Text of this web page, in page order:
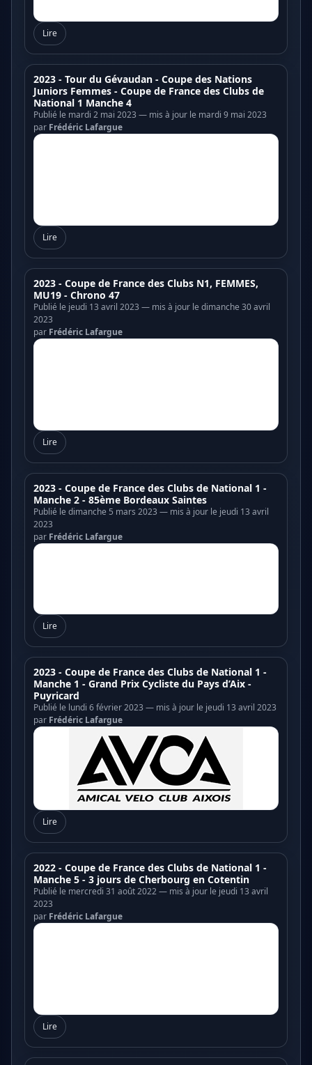
Lire
2023 - Tour du Gévaudan - Coupe des Nations
Juniors Femmes - Coupe de France des Clubs de
National 1 Manche 4
Publié le mardi 2 mai 2023 — mis à jour le mardi 9 mai 2023
par Frédéric Lafargue
Lire
2023 - Coupe de France des Clubs N1, FEMMES,
MU19 - Chrono 47
Publié le jeudi 13 avril 2023 — mis à jour le dimanche 30 avril
2023
par Frédéric Lafargue
Lire
2023 - Coupe de France des Clubs de National 1 -
Manche 2 - 85ème Bordeaux Saintes
Publié le dimanche 5 mars 2023 — mis à jour le jeudi 13 avril
2023
par Frédéric Lafargue
Lire
2023 - Coupe de France des Clubs de National 1 -
Manche 1 - Grand Prix Cycliste du Pays d’Aix -
Puyricard
Publié le lundi 6 février 2023 — mis à jour le jeudi 13 avril 2023
par Frédéric Lafargue
Lire
2022 - Coupe de France des Clubs de National 1 -
Manche 5 - 3 jours de Cherbourg en Cotentin
Publié le mercredi 31 août 2022 — mis à jour le jeudi 13 avril
2023
par Frédéric Lafargue
Lire